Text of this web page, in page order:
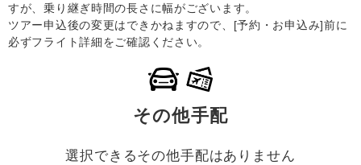
すが、乗り継ぎ時間の長さに幅がございます。
ツアー申込後の変更はできかねますので、[予約・お申込み]前に
必ずフライト詳細をご確認ください。
その他手配
選択できるその他手配はありません